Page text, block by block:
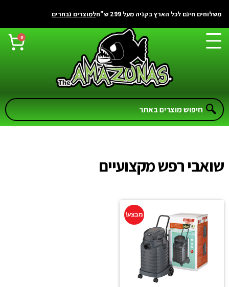
משלוחים חינם לכל הארץ בקניה מעל 299 ש"ח למוצרים נבחרים
0
שואבי רפש מקצועיים
מבצע!